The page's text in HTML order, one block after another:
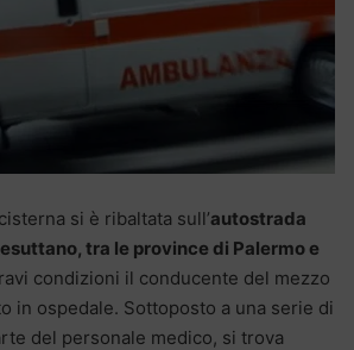
si è ribaltata sull’autostrada
tra le province di Palermo e
condizioni il conducente del mezzo
in ospedale. Sottoposto a una serie di
del personale medico, si trova